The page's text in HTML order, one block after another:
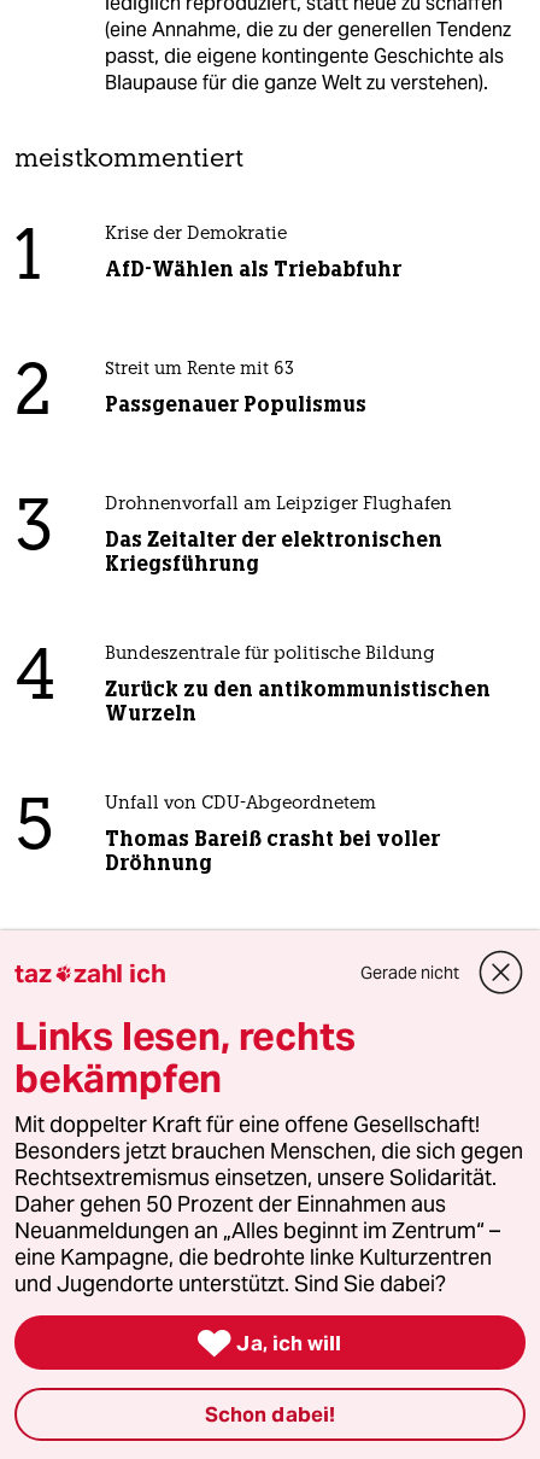
(eine Annahme, die zu der generellen Tendenz
passt, die eigene kontingente Geschichte als
Blaupause für die ganze Welt zu verstehen).
meistkommentiert
1 Krise der Demokratie
AfD-Wählen als Triebabfuhr
2 Streit um Rente mit 63
Passgenauer Populismus
3 Drohnenvorfall am Leipziger Flughafen
Das Zeitalter der elektronischen
Kriegsführung
4 Bundeszentrale für politische Bildung
Zurück zu den antikommunistischen
Wurzeln
5 Unfall von CDU-Abgeordnetem
Thomas Bareiß crasht bei voller
Dröhnung
6
„Die Stadt ist gemacht für den weißen
taz
Folgen Sie uns
Ressorts
Politik
Öko
taz zahl ich Gerade nicht
Links lesen, rechts
bekämpfen
Mit doppelter Kraft für eine offene Gesellschaft!
Besonders jetzt brauchen Menschen, die sich gegen
Rechtsextremismus einsetzen, unsere Solidarität.
Daher gehen 50 Prozent der Einnahmen aus
Neuanmeldungen an „Alles beginnt im Zentrum“ –
eine Kampagne, die bedrohte linke Kulturzentren
und Jugendorte unterstützt. Sind Sie dabei?
 Ja, ich will
Schon dabei!